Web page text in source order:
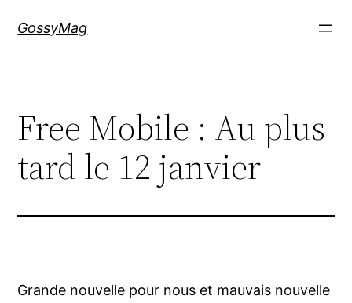
GossyMag
Free Mobile : Au plus
tard le 12 janvier
Grande nouvelle pour nous et mauvais nouvelle